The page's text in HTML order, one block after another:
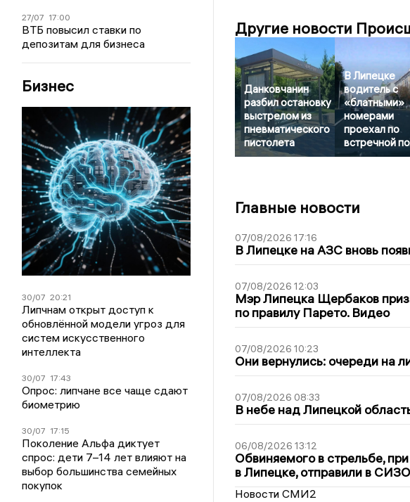
27/07 17:00
ВТБ повысил ставки по
депозитам для бизнеса
Бизнес
30/07 20:21
Липчнам открыт доступ к
обновлённой модели угроз для
систем искусственного
интеллекта
30/07 17:43
Опрос: липчане все чаще сдают
биометрию
30/07 17:15
Поколение Альфа диктует
спрос: дети 7–14 лет влияют на
выбор большинства семейных
покупок
Другие новости
Данковчанин
разбил остановку
выстрелом из
пневматического
пистолета
В Липецке
водитель с
«блатными»
номерами
проехал по
встречной
Главные новости
07/08/2026 17:16
В Липецке на АЗС вновь
07/08/2026 12:03
Мэр Липецка Щербаков
по правилу Парето. Видео
07/08/2026 10:23
Они вернулись: очереди на
07/08/2026 08:33
В небе над Липецкой
06/08/2026 13:12
Обвиняемого в стрельбе,
в Липецке, отправили в СИЗО
Новости СМИ2